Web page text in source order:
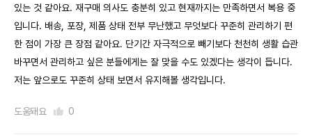
있는 것 같아요. 재구매 의사도 충분히 있고 현재까지는 만족하면서 복용 중
입니다. 배송, 포장, 제품 상태 전부 무난했고 무엇보다 꾸준히 관리하기 편
한 점이 가장 큰 장점 같아요. 단기간 자극적으로 빼기보다 천천히 생활 습관
바꾸면서 관리하고 싶은 분들에게는 잘 맞을 수도 있겠다는 생각이 듭니다.
저는 앞으로도 꾸준히 상태 보면서 유지해볼 생각입니다.
도움돼요 0